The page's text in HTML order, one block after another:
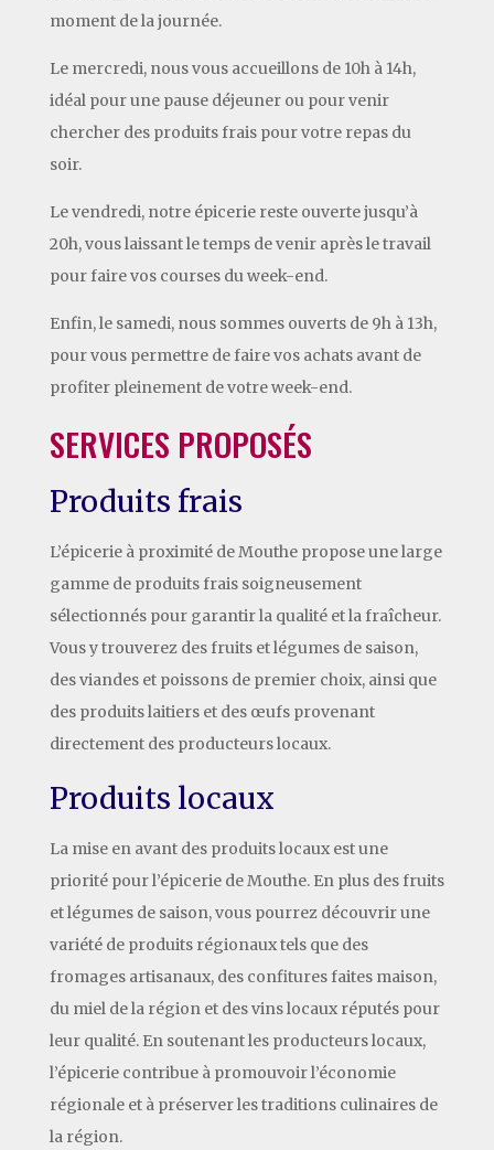
moment de la journée.
Le mercredi, nous vous accueillons de 10h à 14h,
idéal pour une pause déjeuner ou pour venir
chercher des produits frais pour votre repas du
soir.
Le vendredi, notre épicerie reste ouverte jusqu’à
20h, vous laissant le temps de venir après le travail
pour faire vos courses du week-end.
Enfin, le samedi, nous sommes ouverts de 9h à 13h,
pour vous permettre de faire vos achats avant de
profiter pleinement de votre week-end.
SERVICES PROPOSÉS
Produits frais
L’épicerie à proximité de Mouthe propose une large
gamme de produits frais soigneusement
sélectionnés pour garantir la qualité et la fraîcheur.
Vous y trouverez des fruits et légumes de saison,
des viandes et poissons de premier choix, ainsi que
des produits laitiers et des œufs provenant
directement des producteurs locaux.
Produits locaux
La mise en avant des produits locaux est une
priorité pour l’épicerie de Mouthe. En plus des fruits
et légumes de saison, vous pourrez découvrir une
variété de produits régionaux tels que des
fromages artisanaux, des confitures faites maison,
du miel de la région et des vins locaux réputés pour
leur qualité. En soutenant les producteurs locaux,
l’épicerie contribue à promouvoir l’économie
régionale et à préserver les traditions culinaires de
la région.